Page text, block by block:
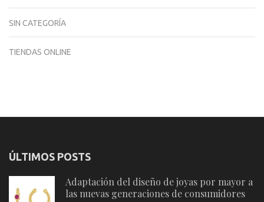
SIN CATEGORÍA
TIENDAS ONLINE
ÚLTIMOS POSTS
Adaptación del diseño de joyas por mayor a
las nuevas generaciones de consumidores